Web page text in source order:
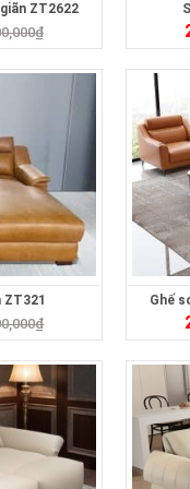
ZT2622
₫
₫
Ghế